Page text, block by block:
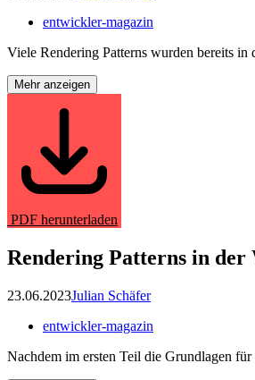
entwickler-magazin
Viele Rendering Patterns wurden bereits
Mehr anzeigen
PDF herunterladen
Rendering Patterns in
23.06.2023Julian Schäfer
entwickler-magazin
Nachdem im ersten Teil die Grundlagen